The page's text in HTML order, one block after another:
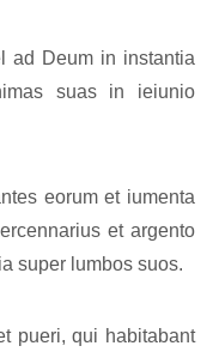
ad Deum in instantia
suas in ieiunio
eorum et iumenta
et argento
super lumbos suos.
pueri, qui habitabant